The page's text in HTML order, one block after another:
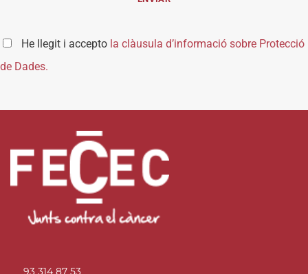
He llegit i accepto la clàusula d’informació sobre Protecció
de Dades.
93 314 87 53